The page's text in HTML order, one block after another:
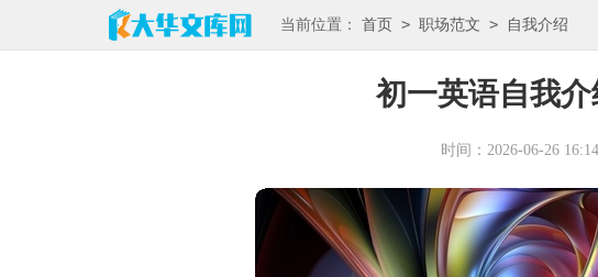
当前位置： 首页 > 职场范文 > 自我介绍
初一英语自我
时间：2026-06-26